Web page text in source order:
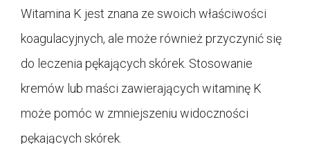
Witamina K jest znana ze swoich właściwości
koagulacyjnych, ale może również przyczynić się
do leczenia pękających skórek. Stosowanie
kremów lub maści zawierających witaminę K
może pomóc w zmniejszeniu widoczności
pękających skórek.